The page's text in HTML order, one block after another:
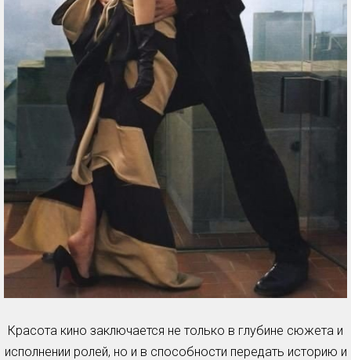
Красота кино заключается не только в глубине сюжета и
исполнении ролей, но и в способности передать историю и